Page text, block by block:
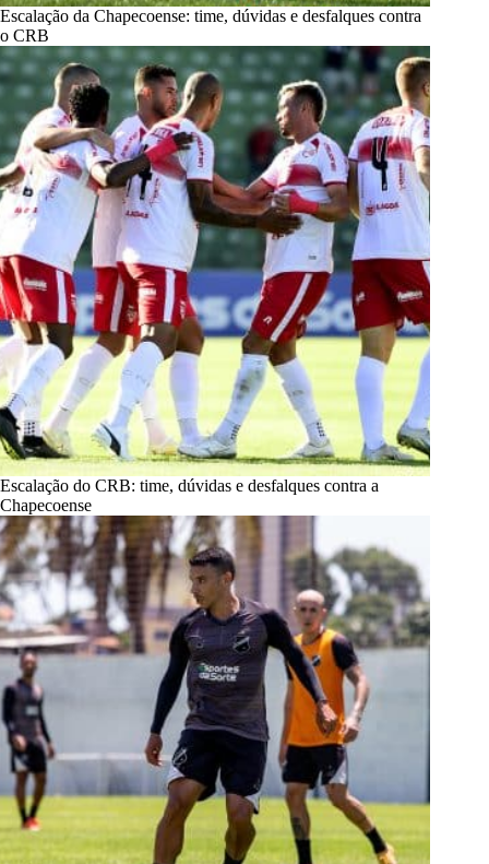
Escalação da Chapecoense: time, dúvidas e desfalques contra
o CRB
Escalação do CRB: time, dúvidas e desfalques contra a
Chapecoense